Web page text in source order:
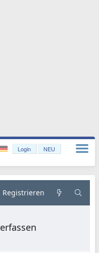
Login NEU
Registrieren